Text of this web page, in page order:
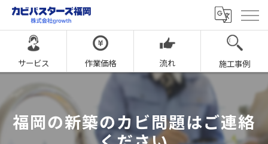
サービス 作業価格 流れ 施工事例
福岡の新築のカビ問題はご連絡